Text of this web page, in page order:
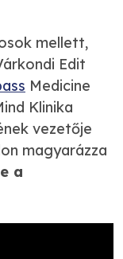
mellett,
Edit
Medicine
Klinika
vezetője
magyarázza
a